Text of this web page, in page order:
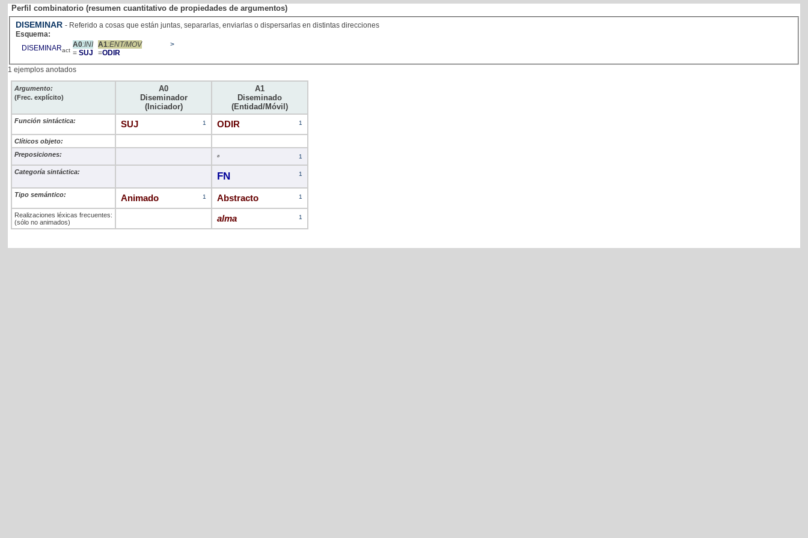
Perfil combinatorio (resumen cuantitativo de propiedades de argumentos)
DISEMINAR - Referido a cosas que están juntas, separarlas, enviarlas o dispersarlas en distintas direcciones
Esquema:
DISEMINARact
A0:INI
= SUJ
A1:ENT/MOV
=ODIR
>
1 ejemplos anotados
Argumento:
(Frec. explícito)
A0
Diseminador
(Iniciador)
A1
Diseminado
(Entidad/Móvil)
Función sintáctica: SUJ 1 ODIR 1
Clíticos objeto:
Preposiciones:
ø 1
Categoría sintáctica: FN 1
Tipo semántico: Animado 1 Abstracto 1
Realizaciones léxicas frecuentes:
(sólo no animados)
alma 1